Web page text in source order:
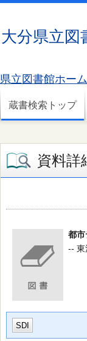
大分県立
県立図書館ホー
蔵書検索トップ
資料詳
都
-- 東
SDI